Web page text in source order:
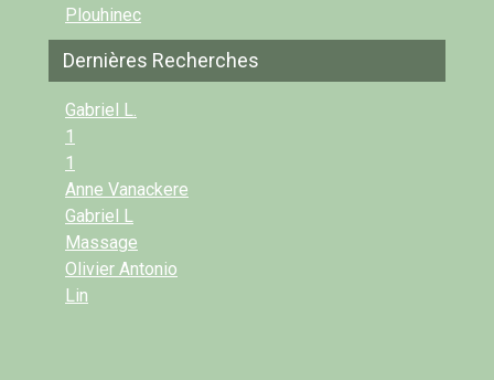
Plouhinec
Dernières Recherches
Gabriel L.
1
1
Anne Vanackere
Gabriel L
Massage
Olivier Antonio
Lin